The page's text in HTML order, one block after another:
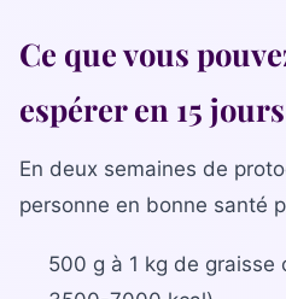
Devenez franchisé(e)
Reconversion
Nos centres
Ce que vous
espérer en 15 jours
En deux semaines de
personne en bonne santé
500 g à 1 kg de graisse